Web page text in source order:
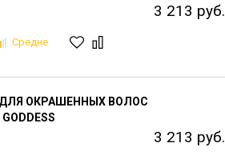
Средне
3 213 руб.
ОКРАШЕННЫХ ВОЛОС
3 213 руб.